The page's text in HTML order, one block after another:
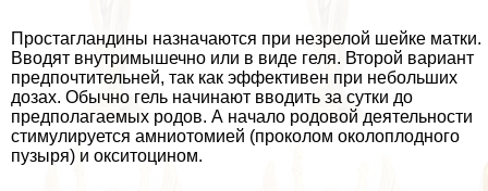
Простагландины назначаются при незрелой шейке матки.
Вводят внутримышечно или в виде геля. Второй вариант
предпочтительней, так как эффективен при небольших
дозах. Обычно гель начинают вводить за сутки до
предполагаемых родов. А начало родовой деятельности
стимулируется амниотомией (проколом околоплодного
пузыря) и окситоцином.